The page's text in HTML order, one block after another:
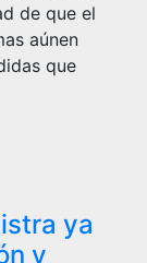
de que el
aúnen
que
ya
y